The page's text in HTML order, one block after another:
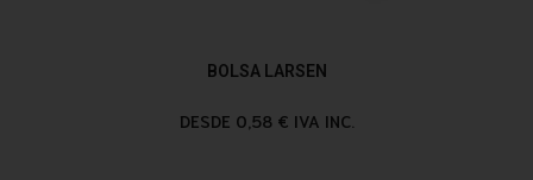
BOLSA LARSEN
DESDE 0,58 € IVA INC.